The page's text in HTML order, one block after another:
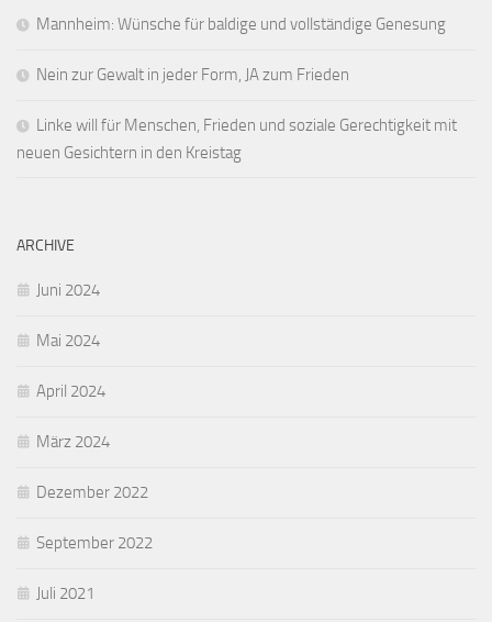
Mannheim: Wünsche für baldige und vollständige Genesung
Nein zur Gewalt in jeder Form, JA zum Frieden
Linke will für Menschen, Frieden und soziale Gerechtigkeit mit
neuen Gesichtern in den Kreistag
ARCHIVE
Juni 2024
Mai 2024
April 2024
März 2024
Dezember 2022
September 2022
Juli 2021